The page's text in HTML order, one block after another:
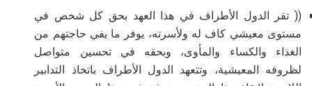
(( تقر الدول الأطراف في هذا العهد بحق كل شخص في
مستوى معيشي كاف له ولأسرته، يوفر ما يفي حاجتهم من
الغذاء والكساء والمأوى، وبحقه في تحسين متواصل
لظروفه المعيشية، وتتعهد الدول الأطراف باتخاذ التدابير